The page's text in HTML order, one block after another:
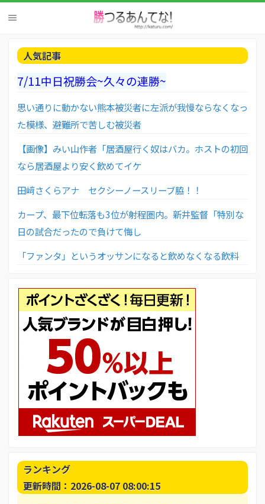
人気記事
7/11中日祝勝会~久々の連勝~
思い通りに動かない熊本被災者に左派が我慢ならなくなっ
た模様、避難所で苦しむ被災者
【画像】みい山作者「居酒屋行く奴はバカ。ホストの初回
なら居酒屋より安く飲めてイケ
田﨑さくらアナ セクシーノースリーブ脇！！
カープ、最下位転落も3位が射程圏内。新井監督「特別な
日の試合だったので負けて悔し
「ファンタ」というオッサンになると飲めなくなる飲料
ランキング
更新時間：2026-08-07 08:00:15